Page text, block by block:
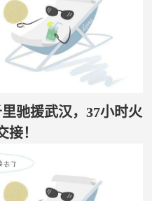
驰援武汉，37小时火
接！